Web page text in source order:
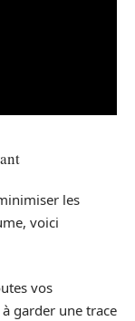
les
voici
vos
garder une trace